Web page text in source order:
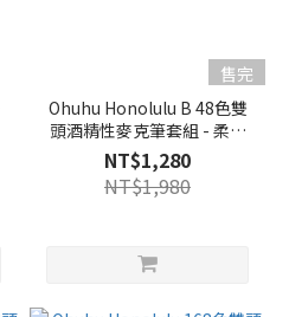
售完
Ohuhu Honolulu B 48色雙
頭酒精性麥克筆套組 - 柔和
色系
NT$1,280
NT$1,980